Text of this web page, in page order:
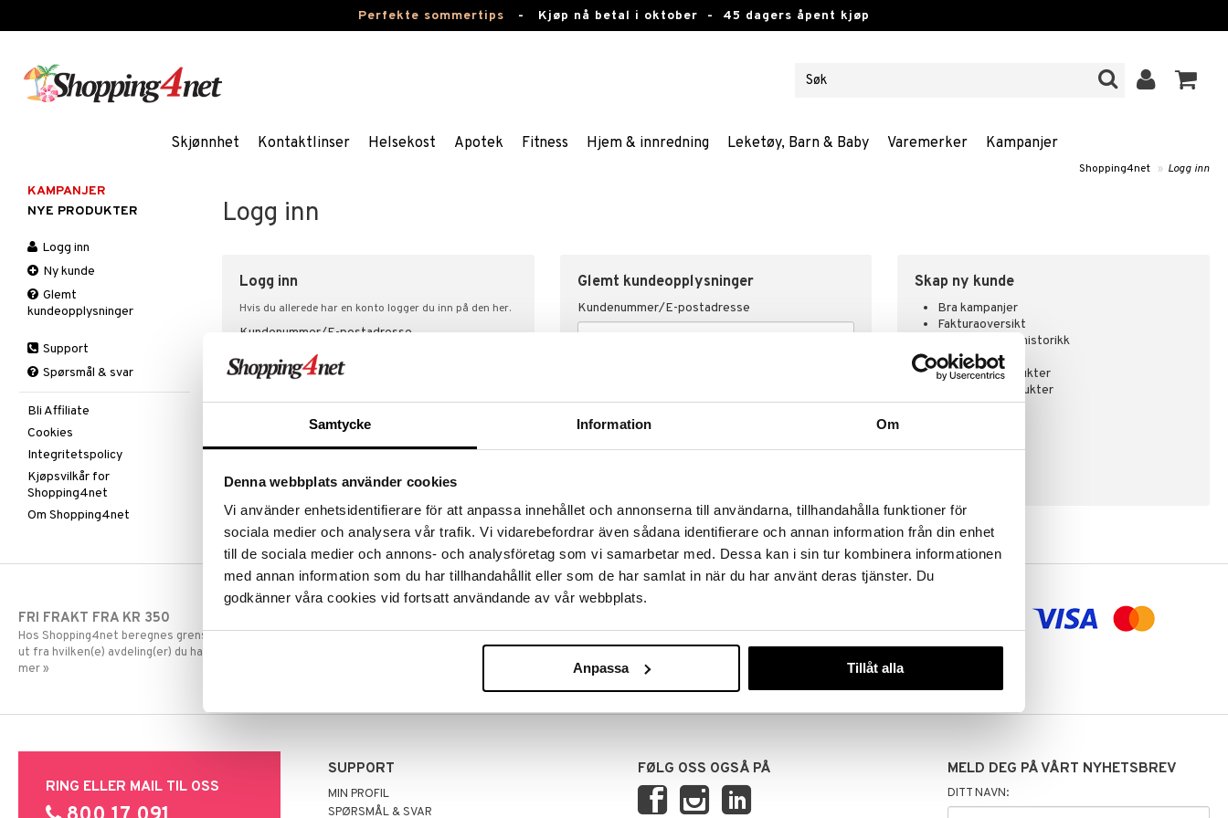
Samtycke Information Om
Denna webbplats använder cookies
Vi använder enhetsidentifierare för att anpassa innehållet och annonserna till användarna, tillhandahålla funktioner för
sociala medier och analysera vår trafik. Vi vidarebefordrar även sådana identifierare och annan information från din enhet
till de sociala medier och annons- och analysföretag som vi samarbetar med. Dessa kan i sin tur kombinera informationen
med annan information som du har tillhandahållit eller som de har samlat in när du har använt deras tjänster. Du
godkänner våra cookies vid fortsatt användande av vår webbplats.
Anpassa Tillåt alla
Perfekte sommertips - Kjøp nå betal i oktober - 45 dagers åpent kjøp
Skjønnhet Kontaktlinser Helsekost Apotek Fitness Hjem & innredning Leketøy, Barn & Baby Varemerker Kampanjer
Shopping4net » Logg inn
Logg inn
Logg inn
Hvis du allerede har en konto logger du inn på den her.
Kundenummer/E-postadresse
Glemt kundeopplysninger
Kundenummer/E-postadresse
Skap ny kunde
Bra kampanjer
Fakturaoversikt
Ordrestatus & historikk
Abonnemang
Overvåke produkter
Analysere produkter
Ønskelister
KAMPANJER
NYE PRODUKTER
Logg inn
Ny kunde
Glemt
kundeopplysninger
Support
Spørsmål & svar
Bli Affiliate
Cookies
Integritetspolicy
Kjøpsvilkår for
Shopping4net
Om Shopping4net
FRI FRAKT FRA KR 350
Hos Shopping4net beregnes grensen for fri frakt
ut fra hvilken(e) avdeling(er) du handler fra. Les
mer »
RING ELLER MAIL TIL OSS
SUPPORT
MIN PROFIL
SPØRSMÅL & SVAR
FØLG OSS OGSÅ PÅ MELD DEG PÅ VÅRT NYHETSBREV
DITT NAVN: